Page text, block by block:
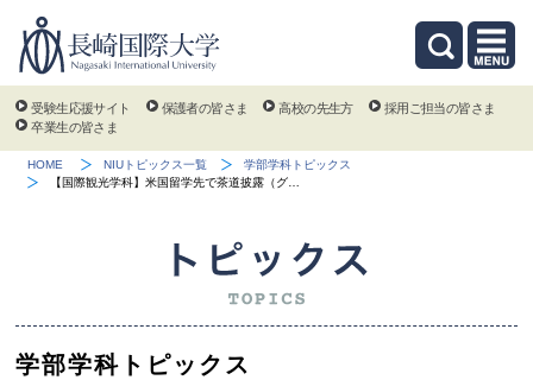
受験生応援サイト 保護者の皆さま 高校の先生方
採用ご担当の皆さま
卒業生の皆さま
HOME NIUトピックス一覧
学部学科トピックス
【国際観光学科】米国留学先で茶道披露（グ…
学部学科トピックス